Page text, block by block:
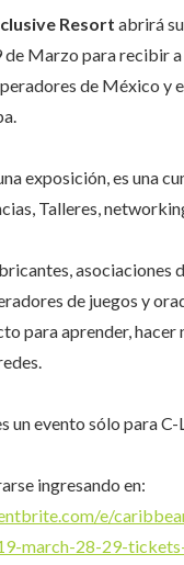
Resort abrirá
Marzo para recibir a
de México y
exposición, es una
Talleres,
asociaciones
de juegos y
para aprender, hacer
un evento sólo para
ingresando en:
e/
march-28-29-